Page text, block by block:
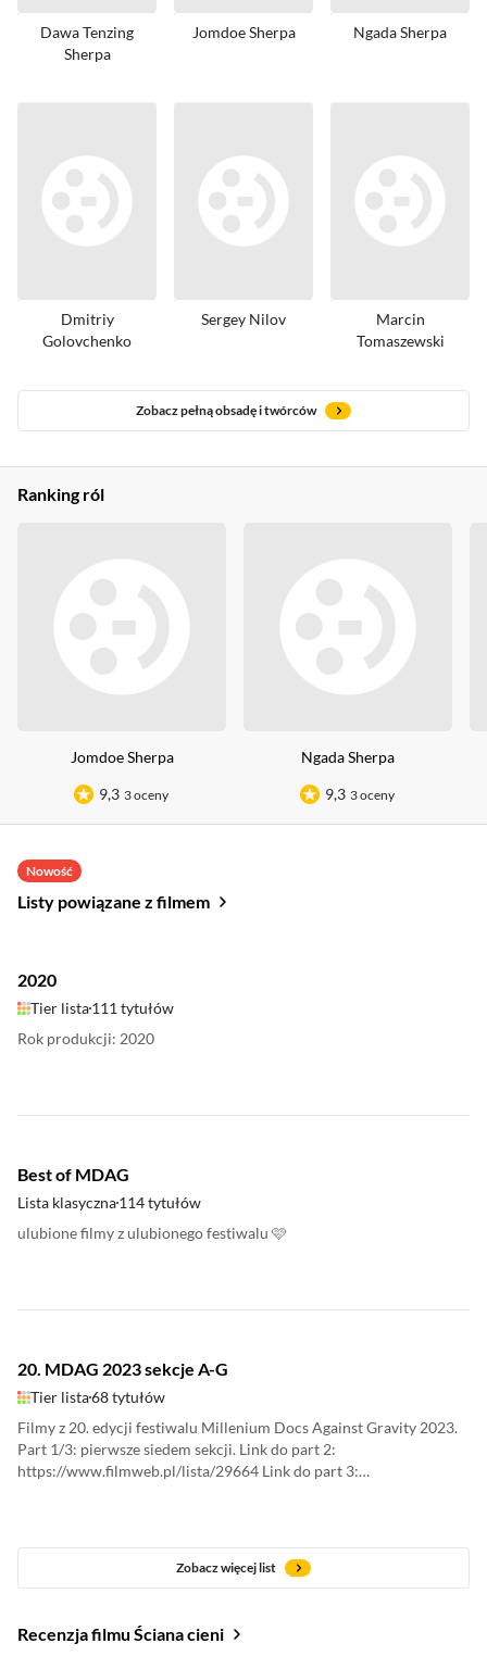
Dawa Tenzing
Sherpa
Jomdoe Sherpa Ngada Sherpa
Dmitriy
Golovchenko
Sergey Nilov
Marcin
Tomaszewski
Zobacz pełną obsadę i twórców
Ranking ról
Jomdoe Sherpa
9,3 3 oceny
Ngada Sherpa
9,3 3 oceny
Nowość
Listy powiązane z filmem
2020
Tier lista111 tytułów
Rok produkcji: 2020
Best of MDAG
Lista klasyczna114 tytułów
ulubione filmy z ulubionego festiwalu 🩷
20. MDAG 2023 sekcje A-G
Tier lista68 tytułów
Filmy z 20. edycji festiwalu Millenium Docs Against Gravity 2023.
Part 1/3: pierwsze siedem sekcji. Link do part 2:
https://www.filmweb.pl/lista/29664 Link do part 3:
Zobacz więcej list
Recenzja filmu Ściana cieni